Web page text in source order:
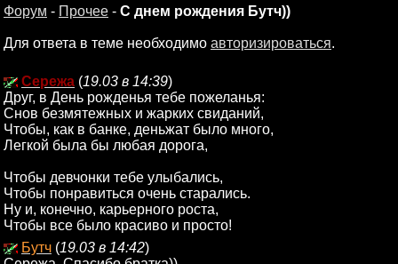
Форум - Прочее - С днем рождения Бутч))
Для ответа в теме необходимо авторизироваться.
Сережа (19.03 в 14:39)
Друг, в День рожденья тебе пожеланья:
Снов безмятежных и жарких свиданий,
Чтобы, как в банке, деньжат было много,
Легкой была бы любая дорога,
Чтобы девчонки тебе улыбались,
Чтобы понравиться очень старались.
Ну и, конечно, карьерного роста,
Чтобы все было красиво и просто!
Бутч (19.03 в 14:42)